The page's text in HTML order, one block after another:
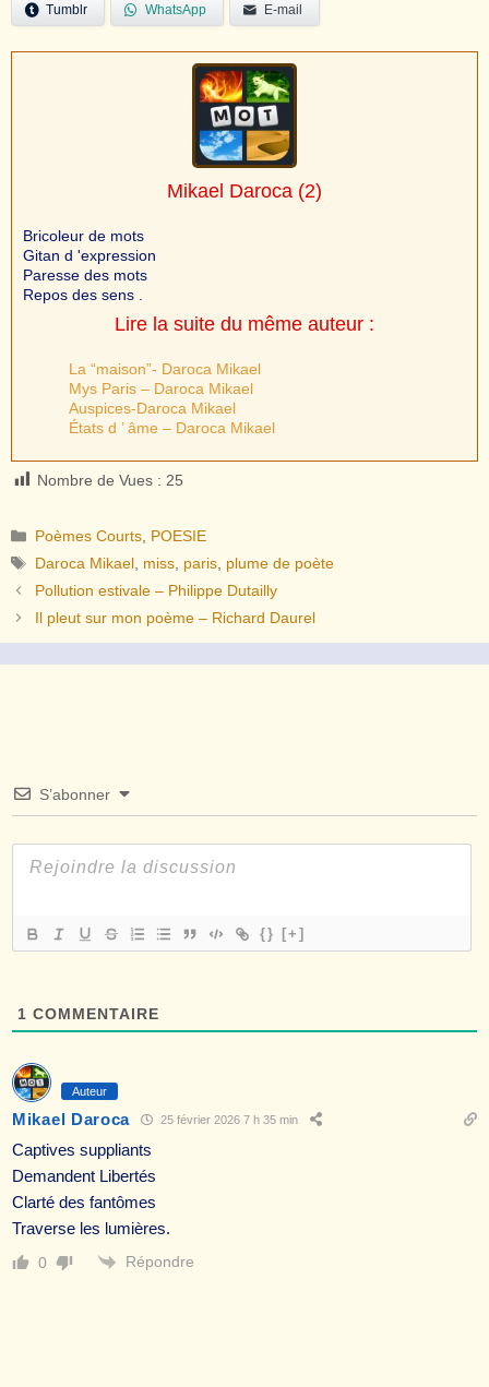
Tumblr WhatsApp E-mail
Mikael Daroca (2)
Bricoleur de mots
Gitan d 'expression
Paresse des mots
Repos des sens .
Lire la suite du même auteur :
La “maison”- Daroca Mikael
Mys Paris – Daroca Mikael
Auspices-Daroca Mikael
États d ’ âme – Daroca Mikael
Nombre de Vues : 25
Catégories
Poèmes Courts POESIE
Étiquettes
Daroca Mikael miss paris plume de poète
Pollution estivale – Philippe Dutailly
Il pleut sur mon poème – Richard Daurel
S’abonner
{} [+]
1 COMMENTAIRE
Auteur
Mikael Daroca 25 février 2026 7 h 35 min
Captives suppliants
Demandent Libertés
Clarté des fantômes
Traverse les lumières.
0 Répondre